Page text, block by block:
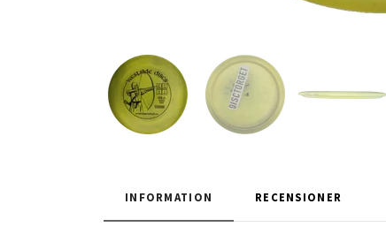
INFORMATION RECENSIONER